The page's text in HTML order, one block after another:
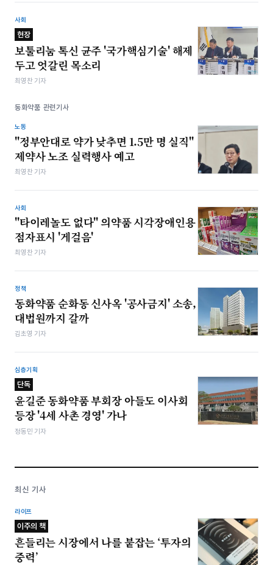
사회
현장
보툴리눔 톡신 균주 '국가핵심기술' 해제
두고 엇갈린 목소리
최영찬 기자
동화약품 관련기사
노동
"정부안대로 약가 낮추면 1.5만 명 실직"
제약사 노조 실력행사 예고
최영찬 기자
사회
"타이레놀도 없다" 의약품 시각장애인용
점자표시 '게걸음'
최영찬 기자
정책
동화약품 순화동 신사옥 '공사금지' 소송,
대법원까지 갈까
김초영 기자
심층기획
단독
윤길준 동화약품 부회장 아들도 이사회
등장 '4세 사촌 경영' 가나
정동민 기자
최신 기사
라이프
이주의 책
흔들리는 시장에서 나를 붙잡는 ‘투자의
중력’